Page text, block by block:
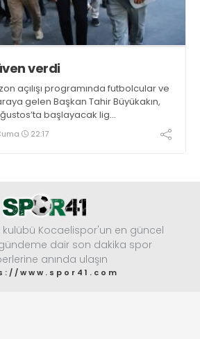
verdi
açılışı programında futbolcular ve
gelen Başkan Tahir Büyükakın,
başlayacak lig
diledi ve “Yanınızdayım” dedi.
22:17
kulübü Kocaelispor'un en güncel
dair son dakika spor
anında ulaşın
www.spor41.com